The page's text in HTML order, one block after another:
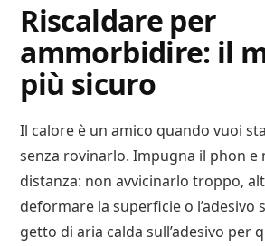
Riscaldare per
ammorbidire: il
più sicuro
Il calore è un amico quando vuoi
senza rovinarlo. Impugna il phon e
distanza: non avvicinarlo troppo,
deformare la superficie o l’adesivo
getto di aria calda sull’adesivo per